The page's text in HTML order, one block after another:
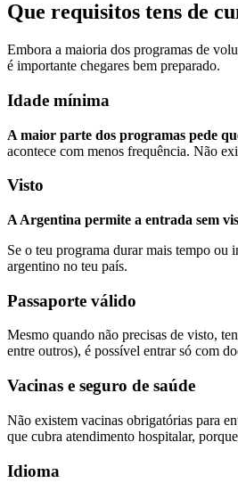
Que requisitos tens de
Embora a maioria dos programas de
é importante chegares bem preparado.
Idade mínima
A maior parte dos programas pede
acontece com menos frequência. Não
Visto
A Argentina permite a entrada sem
Se o teu programa durar mais tempo ou
argentino no teu país.
Passaporte válido
Mesmo quando não precisas de visto,
entre outros), é possível entrar só com
Vacinas e seguro de saúde
Não existem vacinas obrigatórias para
que cubra atendimento hospitalar,
Idioma